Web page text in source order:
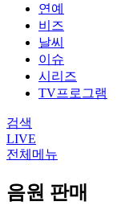
연예
비즈
날씨
이슈
시리즈
TV프로그램
검색
LIVE
전체메뉴
음원 판매